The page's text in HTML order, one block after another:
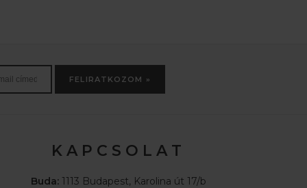
FELIRATKOZOM »
K A P C S O L A T
Buda:1113 Budapest, Karolina út 17/b